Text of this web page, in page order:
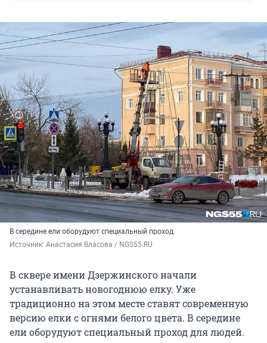
В середине ели оборудуют специальный проход
Источник: Анастасия Власова / NGS55.RU
В сквере имени Дзержинского начали
устанавливать новогоднюю елку. Уже
традиционно на этом месте ставят современную
версию елки с огнями белого цвета. В середине
ели оборудуют специальный проход для людей.